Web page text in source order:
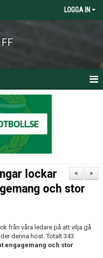
LOGGA IN
>
<
lockar
och stor
från våra ledare på att vilja gå
denna höst. Totalt 343
engagemang och stor